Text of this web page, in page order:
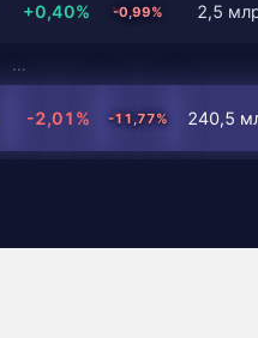
+0,40% -0,99% 2,5
…
-2,01% -11,77% 240,5